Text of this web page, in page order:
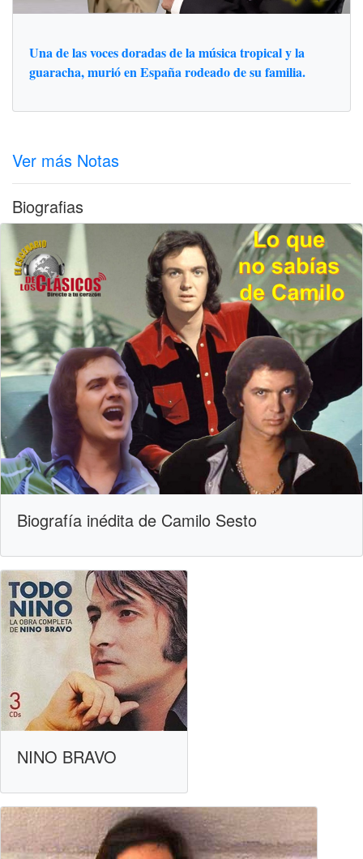
Una de las voces doradas de la música tropical y la
guaracha, murió en España rodeado de su familia.
Ver más Notas
Biografias
Biografía inédita de Camilo Sesto
NINO BRAVO